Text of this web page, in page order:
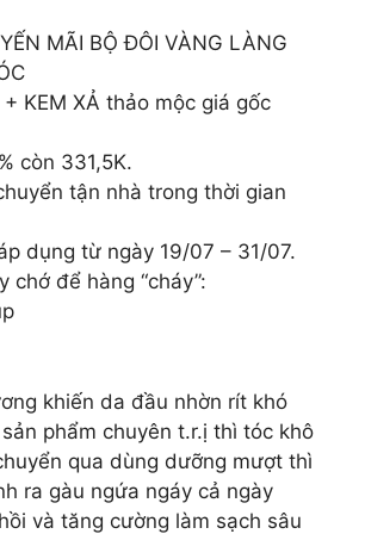
MÃI BỘ ĐÔI VÀNG LÀNG
+ KEM XẢ thảo mộc giá gốc
còn 331,5K.
tận nhà trong thời gian
dụng từ ngày 19/07 – 31/07.
chớ để hàng “cháy”:
khiến da đầu nhờn rít khó
phẩm chuyên t.r.ị thì tóc khô
qua dùng dưỡng mượt thì
ra gàu ngứa ngáy cả ngày
và tăng cường làm sạch sâu